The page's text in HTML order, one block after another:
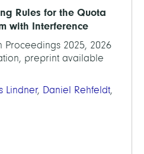
Rules for the Quota
with Interference
Proceedings 2025, 2026
preprint available
Lindner, Daniel Rehfeldt,